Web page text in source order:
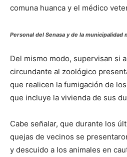
comuna huanca y el médico
Personal del Senasa y de la municipalidad
Del mismo modo, supervisan si
circundante al zoológico
que realicen la fumigación de
que incluye la vivienda de sus
Cabe señalar, que durante los
quejas de vecinos se
y descuido a los animales en